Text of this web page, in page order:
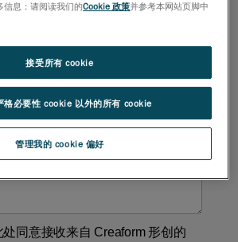
信息：请阅读我们的Cookie 政策并参考本网站页脚中
管理我的 cookie 偏好
格必要性 cookie 以外的所有 cookie
接受所有 cookie